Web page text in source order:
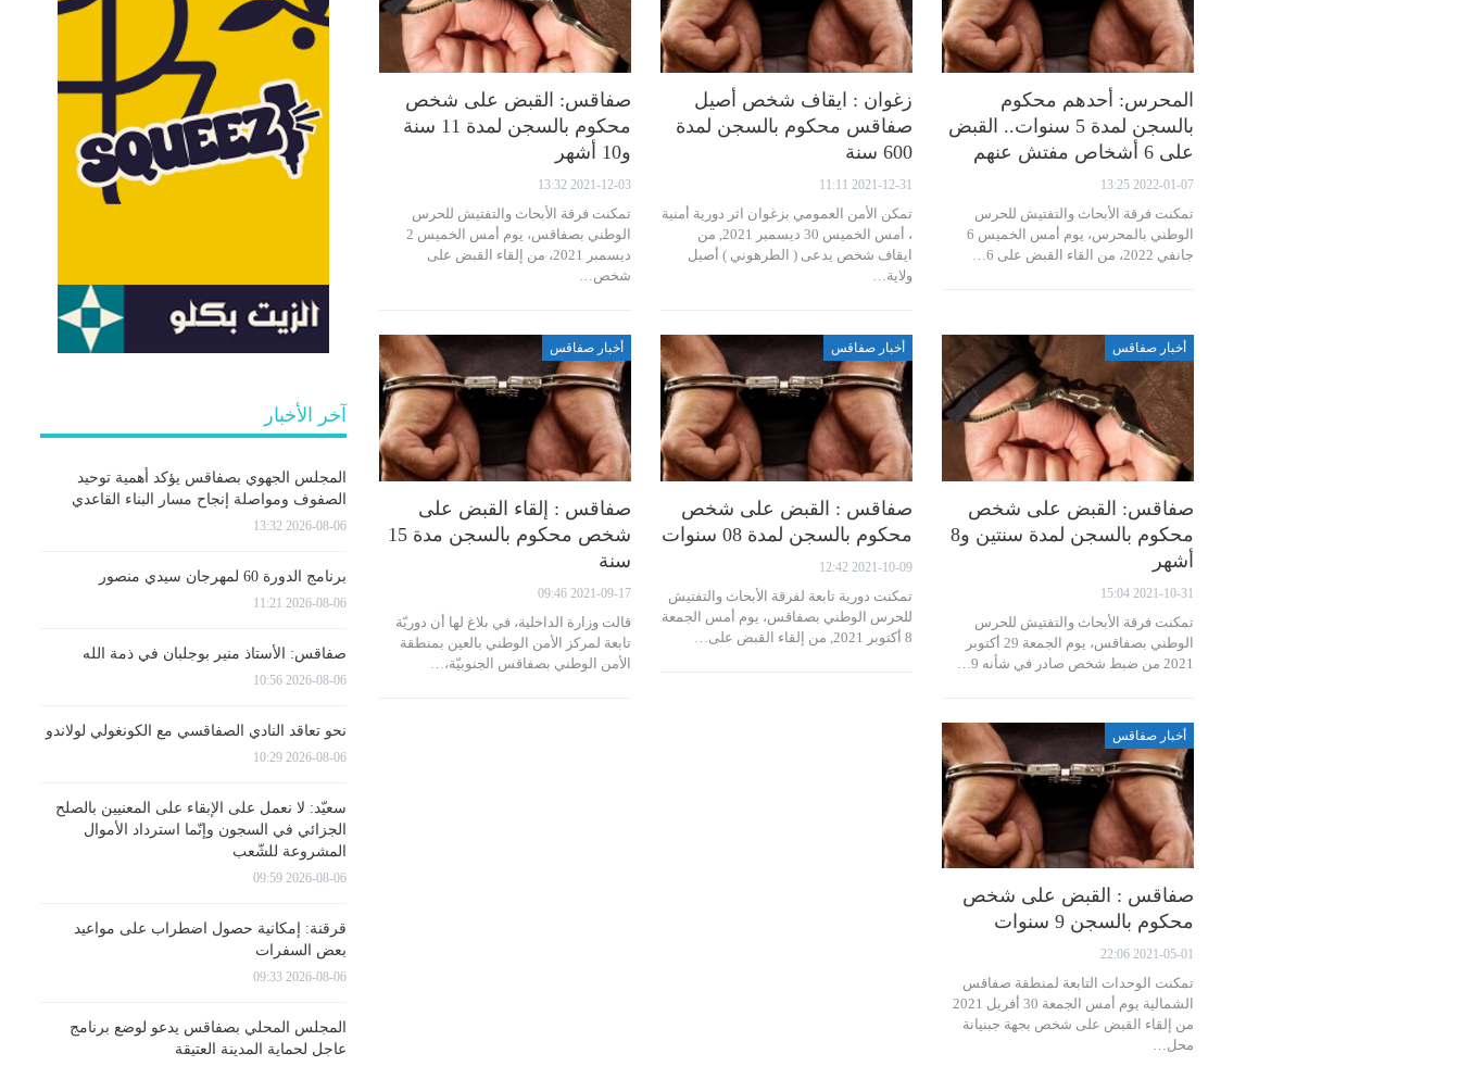
المحرس: أحدهم محكوم
بالسجن لمدة 5 سنوات.. القبض
على 6 أشخاص مفتش عنهم
2022-01-07 13:25
تمكنت فرقة الأبحاث والتفتيش للحرس
الوطني بالمحرس، يوم أمس الخميس 6
جانفي 2022، من القاء القبض على 6…
زغوان : ايقاف شخص أصيل
صفاقس محكوم بالسجن لمدة
600 سنة
2021-12-31 11:11
تمكن الأمن العمومي بزغوان اثر دورية أمنية
، أمس الخميس 30 ديسمبر 2021, من
ايقاف شخص يدعى ( الطرهوني ) أصيل
ولاية…
صفاقس: القبض على شخص
محكوم بالسجن لمدة 11 سنة
و10 أشهر
2021-12-03 13:32
تمكنت فرقة الأبحاث والتفتيش للحرس
الوطني بصفاقس، يوم أمس الخميس 2
ديسمبر 2021، من إلقاء القبض على
شخص…
أخبار صفاقس
صفاقس: القبض على شخص
محكوم بالسجن لمدة سنتين و8
أشهر
2021-10-31 15:04
تمكنت فرقة الأبحاث والتفتيش للحرس
الوطني بصفاقس، يوم الجمعة 29 أكتوبر
2021 من ضبط شخص صادر في شأنه 9…
أخبار صفاقس
صفاقس : القبض على شخص
محكوم بالسجن لمدة 08 سنوات
2021-10-09 12:42
تمكنت دورية تابعة لفرقة الأبحاث والتفتيش
للحرس الوطني بصفاقس، يوم أمس الجمعة
8 أكتوبر 2021, من إلقاء القبض على…
أخبار صفاقس
صفاقس : إلقاء القبض على
شخص محكوم بالسجن مدة 15
سنة
2021-09-17 09:46
قالت وزارة الداخلية، في بلاغ لها أن دوريّة
تابعة لمركز الأمن الوطني بالعين بمنطقة
الأمن الوطني بصفاقس الجنوبيّة،…
أخبار صفاقس
صفاقس : القبض على شخص
محكوم بالسجن 9 سنوات
2021-05-01 22:06
تمكنت الوحدات التابعة لمنطقة صفاقس
الشمالية يوم أمس الجمعة 30 أفريل 2021
من إلقاء القبض على شخص بجهة جبنيانة
محل…
آخر الأخبار
المجلس الجهوي بصفاقس يؤكد أهمية توحيد
الصفوف ومواصلة إنجاح مسار البناء القاعدي
2026-08-06 13:32
برنامج الدورة 60 لمهرجان سيدي منصور
2026-08-06 11:21
صفاقس: الأستاذ منير بوجلبان في ذمة الله
2026-08-06 10:56
نحو تعاقد النادي الصفاقسي مع الكونغولي لولاندو
2026-08-06 10:29
سعيّد: لا نعمل على الإبقاء على المعنيين بالصلح
الجزائي في السجون وإنّما استرداد الأموال
المشروعة للشّعب
2026-08-06 09:59
قرقنة: إمكانية حصول اضطراب على مواعيد
بعض السفرات
2026-08-06 09:33
المجلس المحلي بصفاقس يدعو لوضع برنامج
عاجل لحماية المدينة العتيقة